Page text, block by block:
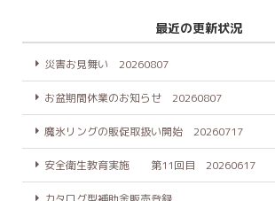
最近の更新状況
災害お見舞い 20260807
お盆期間休業のお知らせ 20260807
魔氷リングの販促取扱い開始 20260717
安全衛生教育実施 第11回目 20260617